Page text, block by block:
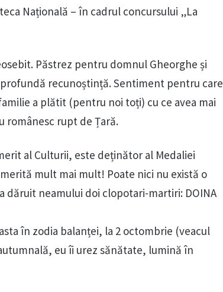
Națională – în cadrul concursului „La
Păstrez pentru domnul Gheorghe și
recunoștință. Sentiment pentru care
a plătit (pentru noi toți) cu ce avea mai
românesc rupt de Țară.
al Culturii, este deținător al Medaliei
mult mai mult! Poate nici nu există o
dăruit neamului doi clopotari-martiri: DOINA
în zodia balanței, la 2 octombrie (veacul
eu îi urez sănătate, lumină în